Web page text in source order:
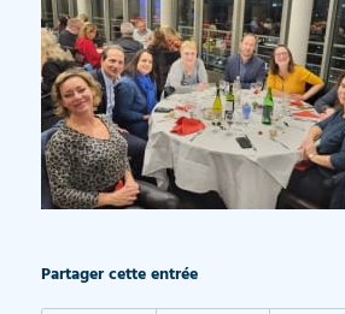
Partager cette entrée